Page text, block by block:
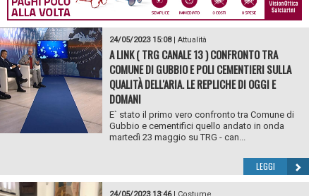
24/05/2023 15:08| Attualità
A LINK ( TRG CANALE 13 ) CONFRONTO TRA
COMUNE DI GUBBIO E POLI CEMENTIERI SULLA
QUALITÀ DELL'ARIA. LE REPLICHE DI OGGI E
DOMANI
E` stato il primo vero confronto tra Comune di
Gubbio e cementifici quello andato in onda
martedì 23 maggio su TRG - can...
LEGGI
24/05/2023 13:46| Costume